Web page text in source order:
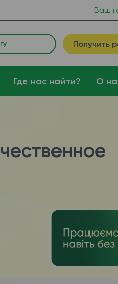
Ваш
Получить
Где нас найти? О